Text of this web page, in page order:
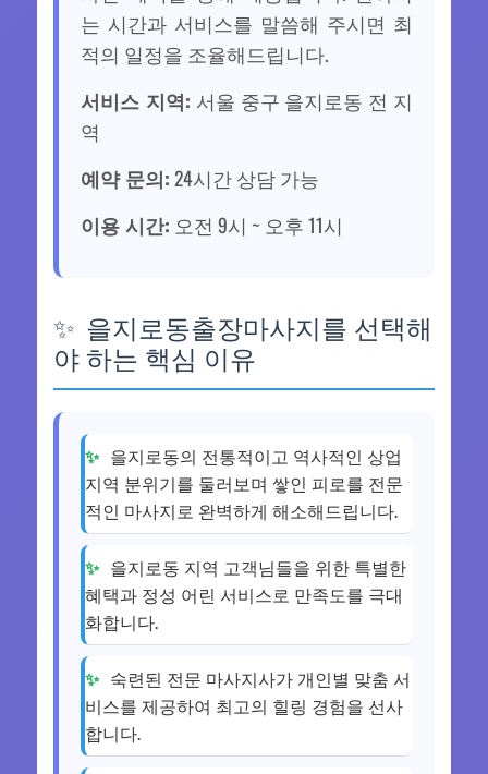
는 시간과 서비스를 말씀해 주시면 최
적의 일정을 조율해드립니다.
서비스 지역: 서울 중구 을지로동 전 지
역
예약 문의:24시간 상담 가능
이용 시간: 오전 9시 ~ 오후 11시
을지로동출장마사지를 선택해
야 하는 핵심 이유
을지로동의 전통적이고 역사적인 상업
지역 분위기를 둘러보며 쌓인 피로를 전문
적인 마사지로 완벽하게 해소해드립니다.
을지로동 지역 고객님들을 위한 특별한
혜택과 정성 어린 서비스로 만족도를 극대
화합니다.
숙련된 전문 마사지사가 개인별 맞춤 서
비스를 제공하여 최고의 힐링 경험을 선사
합니다.